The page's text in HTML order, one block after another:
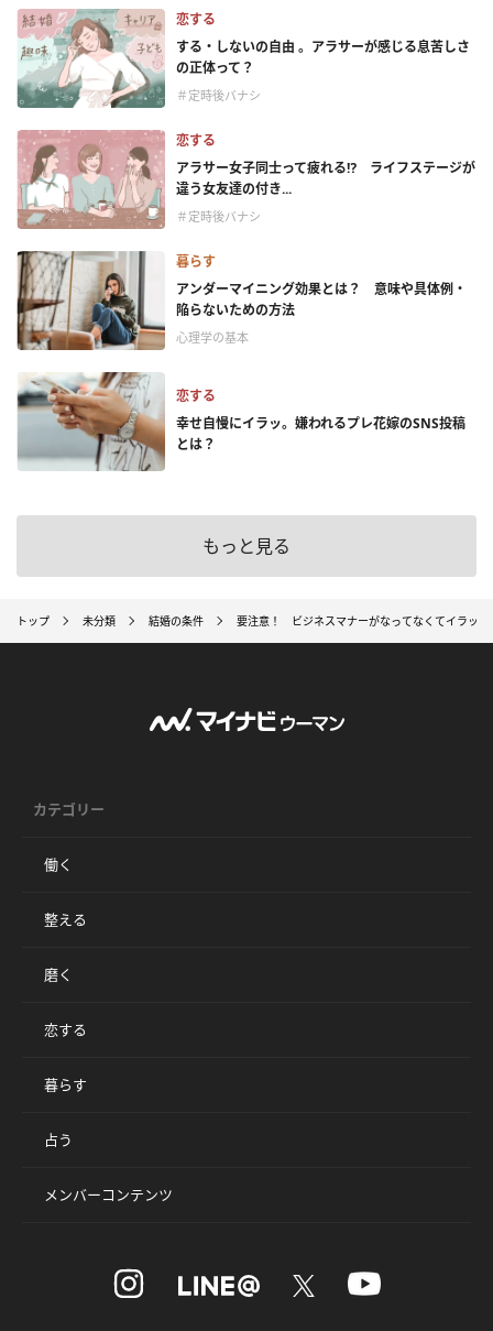
恋する
する・しないの自由 。アラサーが感じる息苦しさ
の正体って？
＃定時後バナシ
恋する
アラサー女子同士って疲れる⁉ ライフステージが
違う女友達の付き...
＃定時後バナシ
暮らす
アンダーマイニング効果とは？ 意味や具体例・
陥らないための方法
心理学の基本
恋する
幸せ自慢にイラッ。嫌われるプレ花嫁のSNS投稿
とは？
もっと見る
トップ 未分類 結婚の条件 要注意！ ビジネスマナーがなってなくてイラッと
カテゴリー
働く
整える
磨く
恋する
暮らす
占う
メンバーコンテンツ